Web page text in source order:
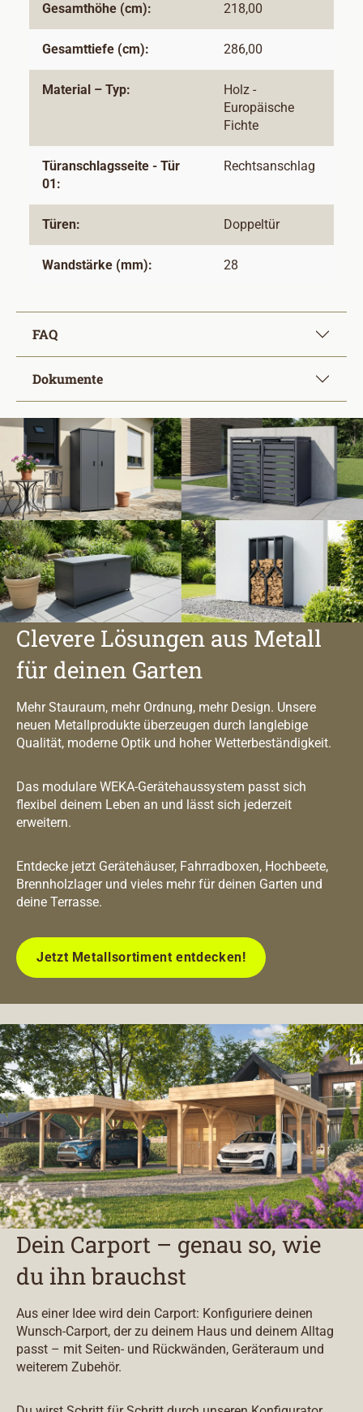
Gesamthöhe (cm): 218,00
Gesamttiefe (cm): 286,00
Material – Typ:
Holz -
Europäische
Fichte
Türanschlagsseite - Tür
01:
Rechtsanschlag
Türen: Doppeltür
Wandstärke (mm): 28
FAQ
Dokumente
Clevere Lösungen aus Metall
für deinen Garten
Mehr Stauraum, mehr Ordnung, mehr Design. Unsere
neuen Metallprodukte überzeugen durch langlebige
Qualität, moderne Optik und hoher Wetterbeständigkeit.
Das modulare WEKA-Gerätehaussystem passt sich
flexibel deinem Leben an und lässt sich jederzeit
erweitern.
Entdecke jetzt Gerätehäuser, Fahrradboxen, Hochbeete,
Brennholzlager und vieles mehr für deinen Garten und
deine Terrasse.
Jetzt Metallsortiment entdecken!
Dein Carport – genau so, wie
du ihn brauchst
Aus einer Idee wird dein Carport: Konfiguriere deinen
Wunsch-Carport, der zu deinem Haus und deinem Alltag
passt – mit Seiten- und Rückwänden, Geräteraum und
weiterem Zubehör.